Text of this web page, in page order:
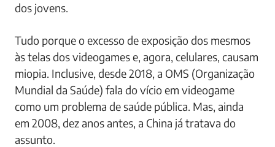
dos jovens.
Tudo porque o excesso de exposição dos mesmos
às telas dos videogames e, agora, celulares, causam
miopia. Inclusive, desde 2018, a OMS (Organização
Mundial da Saúde) fala do vício em videogame
como um problema de saúde pública. Mas, ainda
em 2008, dez anos antes, a China já tratava do
assunto.